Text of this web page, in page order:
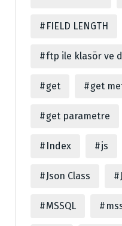
FIELD LENGTH
ftp ile klasör ve
get get
get parametre
Index js
Json Class
MSSQL